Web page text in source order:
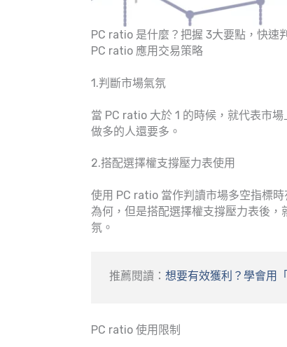
PC ratio 是什麼？把握 3大要點，快速
PC ratio 應用交易策略
1.判斷市場氣氛
當 PC ratio 大於 1 的時候，就代表市
做多的人還要多。
2.搭配選擇權支撐壓力表使用
使用 PC ratio 當作判讀市場多空指標
為何，但是搭配選擇權支撐壓力表後
氛。
推薦閱讀： 想要有效獲利？學會用
PC ratio 使用限制